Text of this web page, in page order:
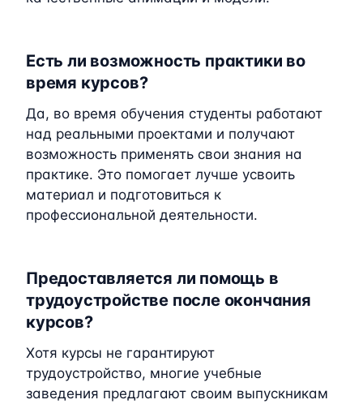
Есть ли возможность практики во
время курсов?
Да, во время обучения студенты работают
над реальными проектами и получают
возможность применять свои знания на
практике. Это помогает лучше усвоить
материал и подготовиться к
профессиональной деятельности.
Предоставляется ли помощь в
трудоустройстве после окончания
курсов?
Хотя курсы не гарантируют
трудоустройство, многие учебные
заведения предлагают своим выпускникам